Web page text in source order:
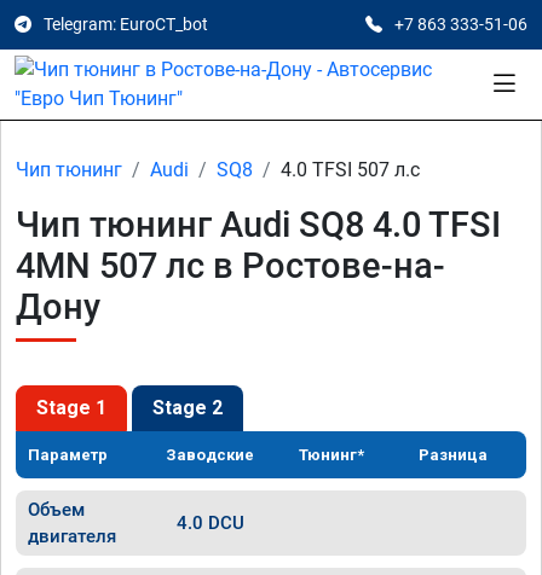
Telegram: EuroCT_bot +7 863 333-51-06
Чип тюнинг Audi SQ8 4.0 TFSI 507 л.с
Чип тюнинг Audi SQ8 4.0 TFSI
4MN 507 лс в Ростове-на-
Дону
Stage 1 Stage 2
Параметр Заводские Тюнинг* Разница
Объем
двигателя
4.0 DCU